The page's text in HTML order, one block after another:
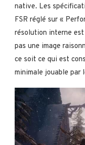
native. Les
FSR réglé sur «
résolution interne
pas une image
ce soit ce qui est
minimale jouable par